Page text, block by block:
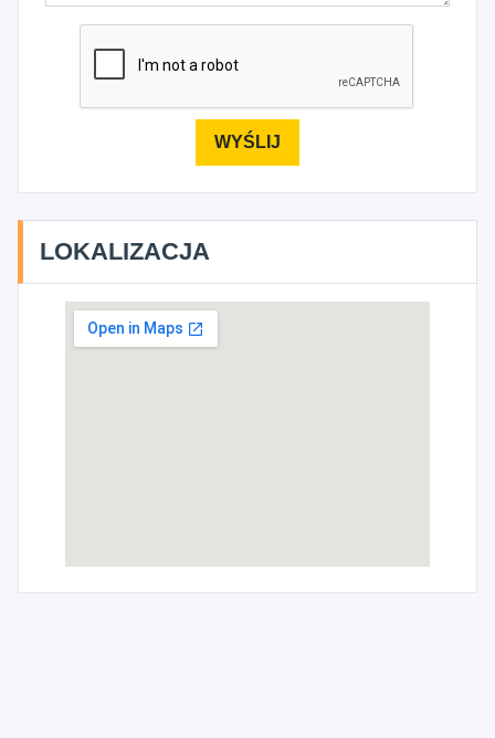
LOKALIZACJA